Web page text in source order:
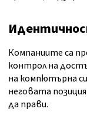
Компаниите са
контрол на
на компютърна
неговата
да прави.